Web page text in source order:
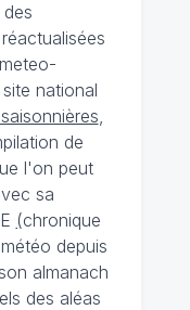
réactualisées
national
,
de
l'on peut
sa
(chronique
depuis
almanach
des aléas